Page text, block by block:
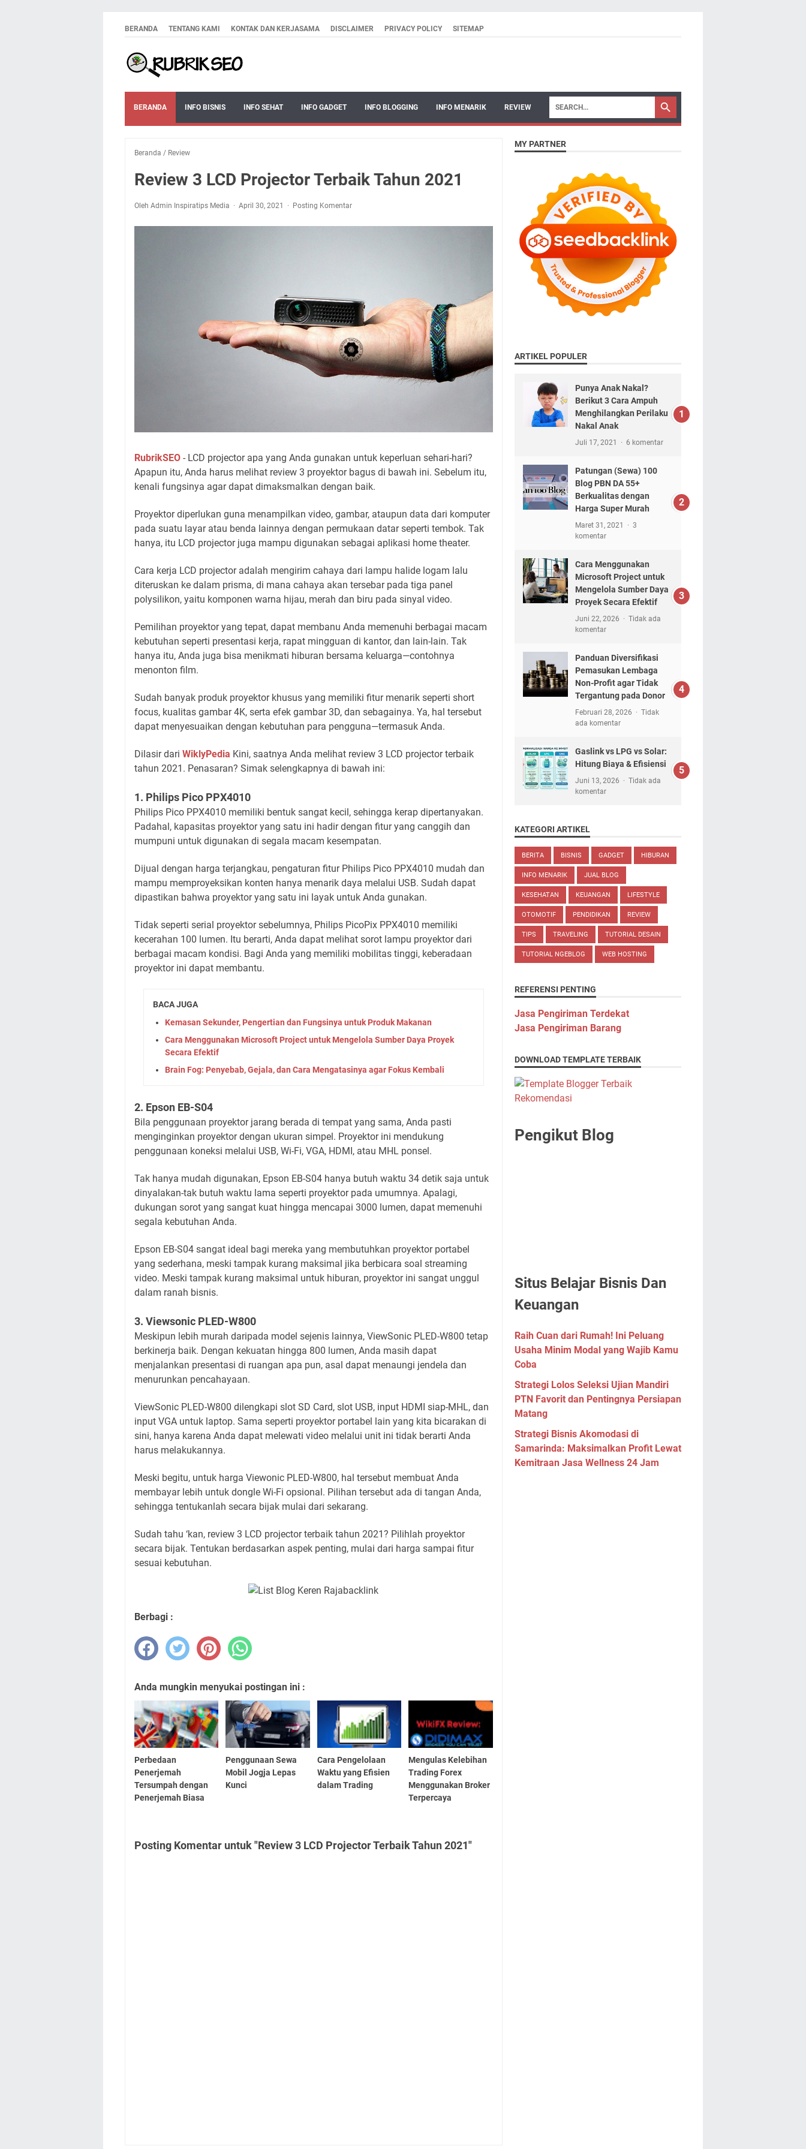
BERANDA TENTANG KAMI KONTAK DAN KERJASAMA DISCLAIMER PRIVACY POLICY SITEMAP
BERANDA INFO BISNIS INFO SEHAT INFO GADGET INFO BLOGGING INFO MENARIK REVIEW
Beranda / Review
Review 3 LCD Projector Terbaik Tahun 2021
Oleh Admin Inspiratips Media April 30, 2021 Posting Komentar
RubrikSEO - LCD projector apa yang Anda gunakan untuk keperluan sehari-hari?
Apapun itu, Anda harus melihat review 3 proyektor bagus di bawah ini. Sebelum itu,
kenali fungsinya agar dapat dimaksmalkan dengan baik.
Proyektor diperlukan guna menampilkan video, gambar, ataupun data dari komputer
pada suatu layar atau benda lainnya dengan permukaan datar seperti tembok. Tak
hanya, itu LCD projector juga mampu digunakan sebagai aplikasi home theater.
Cara kerja LCD projector adalah mengirim cahaya dari lampu halide logam lalu
diteruskan ke dalam prisma, di mana cahaya akan tersebar pada tiga panel
polysilikon, yaitu komponen warna hijau, merah dan biru pada sinyal video.
Pemilihan proyektor yang tepat, dapat membanu Anda memenuhi berbagai macam
kebutuhan seperti presentasi kerja, rapat mingguan di kantor, dan lain-lain. Tak
hanya itu, Anda juga bisa menikmati hiburan bersama keluarga—contohnya
menonton film.
Sudah banyak produk proyektor khusus yang memiliki fitur menarik seperti short
focus, kualitas gambar 4K, serta efek gambar 3D, dan sebagainya. Ya, hal tersebut
dapat menyesuaikan dengan kebutuhan para pengguna—termasuk Anda.
Dilasir dari WiklyPedia Kini, saatnya Anda melihat review 3 LCD projector terbaik
tahun 2021. Penasaran? Simak selengkapnya di bawah ini:
1. Philips Pico PPX4010
Philips Pico PPX4010 memiliki bentuk sangat kecil, sehingga kerap dipertanyakan.
Padahal, kapasitas proyektor yang satu ini hadir dengan fitur yang canggih dan
mumpuni untuk digunakan di segala macam kesempatan.
Dijual dengan harga terjangkau, pengaturan fitur Philips Pico PPX4010 mudah dan
mampu memproyeksikan konten hanya menarik daya melalui USB. Sudah dapat
dipastikan bahwa proyektor yang satu ini layak untuk Anda gunakan.
Tidak seperti serial proyektor sebelumnya, Philips PicoPix PPX4010 memiliki
kecerahan 100 lumen. Itu berarti, Anda dapat melihat sorot lampu proyektor dari
berbagai macam kondisi. Bagi Anda yang memiliki mobilitas tinggi, keberadaan
proyektor ini dapat membantu.
BACA JUGA
Kemasan Sekunder, Pengertian dan Fungsinya untuk Produk Makanan
Cara Menggunakan Microsoft Project untuk Mengelola Sumber Daya Proyek
Secara Efektif
Brain Fog: Penyebab, Gejala, dan Cara Mengatasinya agar Fokus Kembali
2. Epson EB-S04
Bila penggunaan proyektor jarang berada di tempat yang sama, Anda pasti
menginginkan proyektor dengan ukuran simpel. Proyektor ini mendukung
penggunaan koneksi melalui USB, Wi-Fi, VGA, HDMI, atau MHL ponsel.
Tak hanya mudah digunakan, Epson EB-S04 hanya butuh waktu 34 detik saja untuk
dinyalakan-tak butuh waktu lama seperti proyektor pada umumnya. Apalagi,
dukungan sorot yang sangat kuat hingga mencapai 3000 lumen, dapat memenuhi
segala kebutuhan Anda.
Epson EB-S04 sangat ideal bagi mereka yang membutuhkan proyektor portabel
yang sederhana, meski tampak kurang maksimal jika berbicara soal streaming
video. Meski tampak kurang maksimal untuk hiburan, proyektor ini sangat unggul
dalam ranah bisnis.
3. Viewsonic PLED-W800
Meskipun lebih murah daripada model sejenis lainnya, ViewSonic PLED-W800 tetap
berkinerja baik. Dengan kekuatan hingga 800 lumen, Anda masih dapat
menjalankan presentasi di ruangan apa pun, asal dapat menaungi jendela dan
menurunkan pencahayaan.
ViewSonic PLED-W800 dilengkapi slot SD Card, slot USB, input HDMI siap-MHL, dan
input VGA untuk laptop. Sama seperti proyektor portabel lain yang kita bicarakan di
sini, hanya karena Anda dapat melewati video melalui unit ini tidak berarti Anda
harus melakukannya.
Meski begitu, untuk harga Viewonic PLED-W800, hal tersebut membuat Anda
membayar lebih untuk dongle Wi-Fi opsional. Pilihan tersebut ada di tangan Anda,
sehingga tentukanlah secara bijak mulai dari sekarang.
Sudah tahu ‘kan, review 3 LCD projector terbaik tahun 2021? Pilihlah proyektor
secara bijak. Tentukan berdasarkan aspek penting, mulai dari harga sampai fitur
sesuai kebutuhan.
Berbagi :
Anda mungkin menyukai postingan ini :
Perbedaan
Penerjemah
Tersumpah dengan
Penerjemah Biasa
Penggunaan Sewa
Mobil Jogja Lepas
Kunci
Cara Pengelolaan
Waktu yang Efisien
dalam Trading
Mengulas Kelebihan
Trading Forex
Menggunakan Broker
Terpercaya
Posting Komentar untuk "Review 3 LCD Projector Terbaik Tahun 2021"
MY PARTNER
ARTIKEL POPULER
Punya Anak Nakal?
Berikut 3 Cara Ampuh
Menghilangkan Perilaku
Nakal Anak
Juli 17, 2021 6 komentar
Patungan (Sewa) 100
Blog PBN DA 55+
Berkualitas dengan
Harga Super Murah
Maret 31, 2021
3
komentar
Cara Menggunakan
Microsoft Project untuk
Mengelola Sumber Daya
Proyek Secara Efektif
Juni 22, 2026
Tidak ada
komentar
Panduan Diversifikasi
Pemasukan Lembaga
Non-Profit agar Tidak
Tergantung pada Donor
Februari 28, 2026
Tidak
ada komentar
Gaslink vs LPG vs Solar:
Hitung Biaya & Efisiensi
Juni 13, 2026
Tidak ada
komentar
KATEGORI ARTIKEL
BERITA BISNIS GADGET HIBURAN
INFO MENARIK JUAL BLOG
KESEHATAN KEUANGAN LIFESTYLE
OTOMOTIF PENDIDIKAN REVIEW
TIPS TRAVELING TUTORIAL DESAIN
TUTORIAL NGEBLOG WEB HOSTING
REFERENSI PENTING
Jasa Pengiriman Terdekat
Jasa Pengiriman Barang
DOWNLOAD TEMPLATE TERBAIK
Pengikut Blog
Situs Belajar Bisnis Dan
Keuangan
Raih Cuan dari Rumah! Ini Peluang
Usaha Minim Modal yang Wajib Kamu
Coba
Strategi Lolos Seleksi Ujian Mandiri
PTN Favorit dan Pentingnya Persiapan
Matang
Strategi Bisnis Akomodasi di
Samarinda: Maksimalkan Profit Lewat
Kemitraan Jasa Wellness 24 Jam